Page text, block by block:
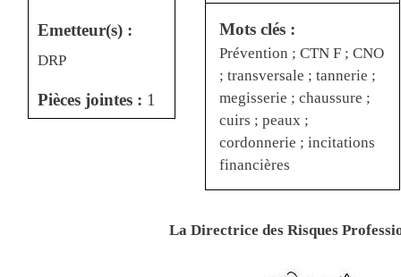
Emetteur(s) :
DRP
Pièces jointes : 1
Mots clés :
Prévention ; CTN F ; CNO
; transversale ; tannerie ;
megisserie ; chaussure ;
cuirs ; peaux ;
cordonnerie ; incitations
financières
La Directrice des Risques